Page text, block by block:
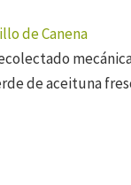
de Canena
de aceituna